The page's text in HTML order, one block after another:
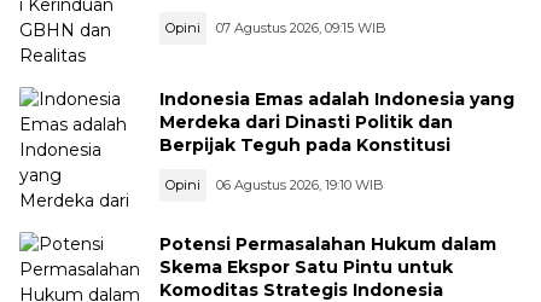
Opini 07 Agustus 2026, 09:15 WIB
Indonesia Emas adalah Indonesia yang
Merdeka dari Dinasti Politik dan
Berpijak Teguh pada Konstitusi
Opini 06 Agustus 2026, 19:10 WIB
Potensi Permasalahan Hukum dalam
Skema Ekspor Satu Pintu untuk
Komoditas Strategis Indonesia